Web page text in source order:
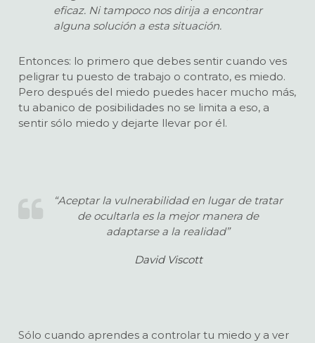
eficaz. Ni tampoco nos dirija a encontrar
alguna solución a esta situación.
Entonces: lo primero que debes sentir cuando ves
peligrar tu puesto de trabajo o contrato, es miedo.
Pero después del miedo puedes hacer mucho más,
tu abanico de posibilidades no se limita a eso, a
sentir sólo miedo y dejarte llevar por él.
“Aceptar la vulnerabilidad en lugar de tratar
de ocultarla es la mejor manera de
adaptarse a la realidad”
David Viscott
Sólo cuando aprendes a controlar tu miedo y a ver